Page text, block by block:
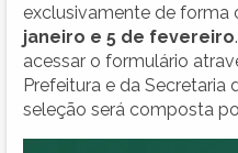
exclusivamente de forma
janeiro e 5 de fevereiro
acessar o formulário
Prefeitura e da Secretaria
seleção será composta